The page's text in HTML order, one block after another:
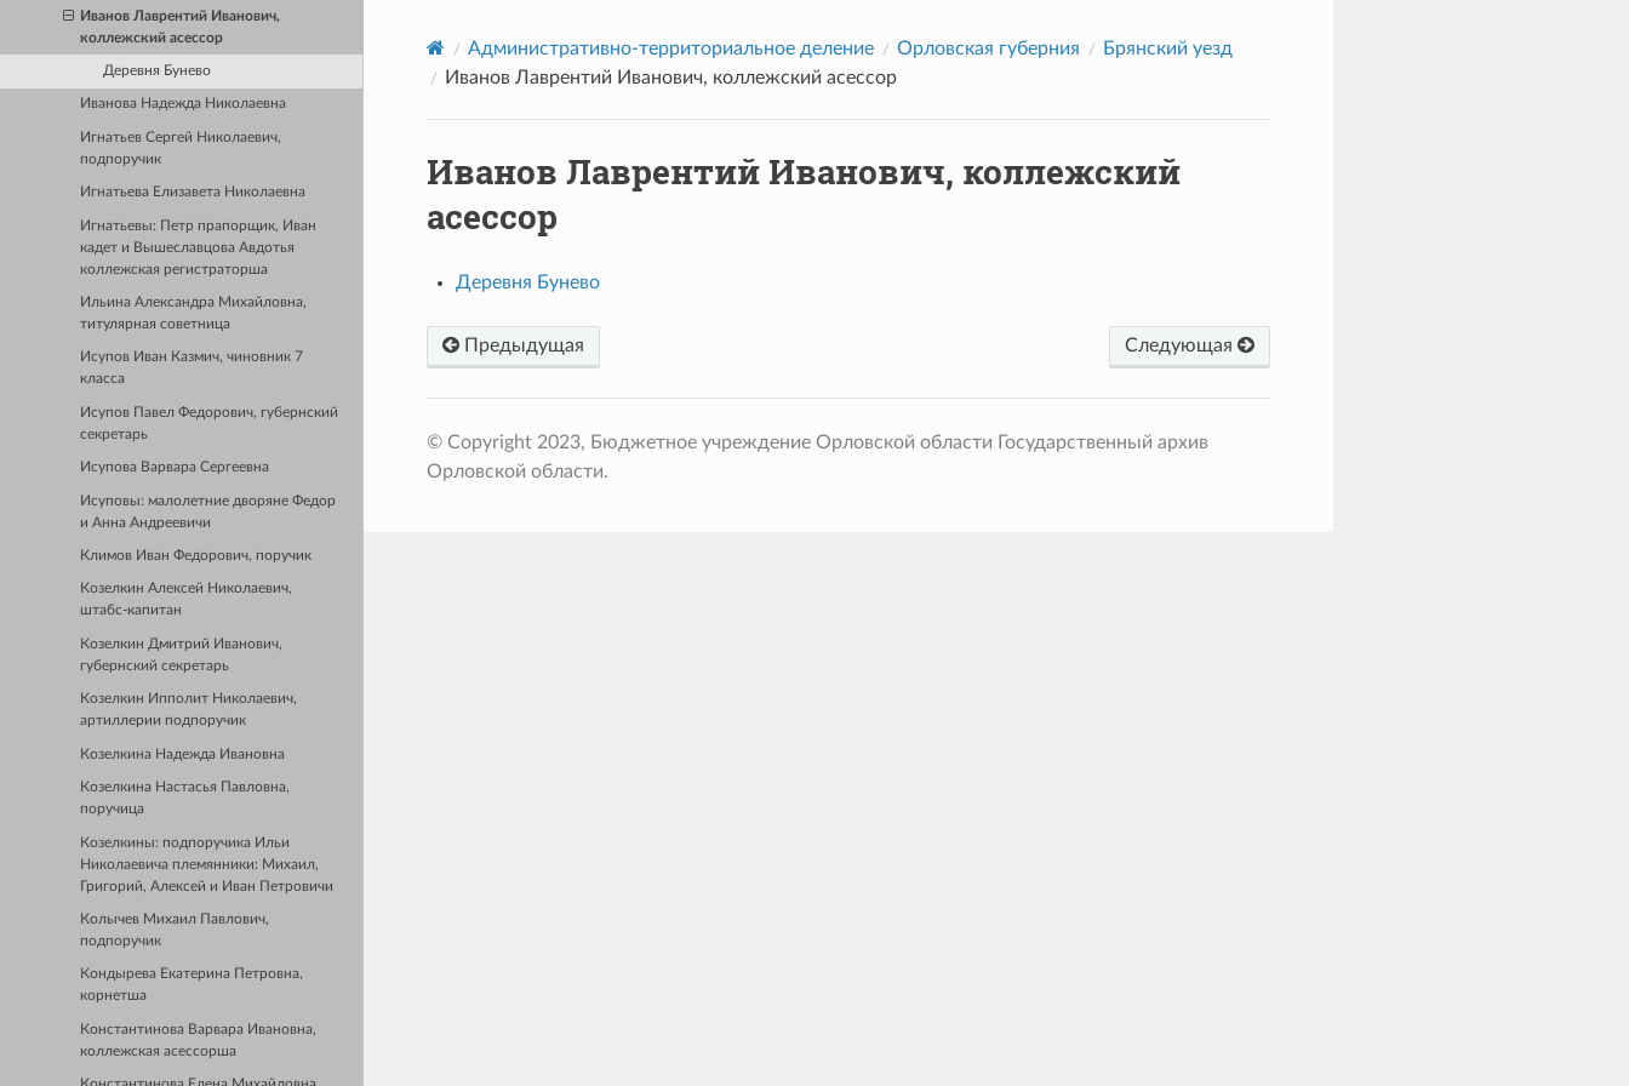
Иванов Лаврентий Иванович,
коллежский асессор
Деревня Бунево
Иванова Надежда Николаевна
Игнатьев Сергей Николаевич,
подпоручик
Игнатьева Елизавета Николаевна
Игнатьевы: Петр прапорщик, Иван
кадет и Вышеславцова Авдотья
коллежская регистраторша
Ильина Александра Михайловна,
титулярная советница
Исупов Иван Казмич, чиновник 7
класса
Исупов Павел Федорович, губернский
секретарь
Исупова Варвара Сергеевна
Исуповы: малолетние дворяне Федор
и Анна Андреевичи
Климов Иван Федорович, поручик
Козелкин Алексей Николаевич,
штабс-капитан
Козелкин Дмитрий Иванович,
губернский секретарь
Козелкин Ипполит Николаевич,
артиллерии подпоручик
Козелкина Надежда Ивановна
Козелкина Настасья Павловна,
поручица
Козелкины: подпоручика Ильи
Николаевича племянники: Михаил,
Григорий, Алексей и Иван Петровичи
Колычев Михаил Павлович,
подпоручик
Кондырева Екатерина Петровна,
корнетша
Константинова Варвара Ивановна,
коллежская асессорша
Административно-территориальное деление Орловская губерния
Брянский уезд
Иванов Лаврентий Иванович, коллежский асессор
Иванов Лаврентий Иванович, коллежский
асессор
Деревня Бунево
Предыдущая Следующая
© Copyright 2023, Бюджетное учреждение Орловской области Государственный архив
Орловской области.